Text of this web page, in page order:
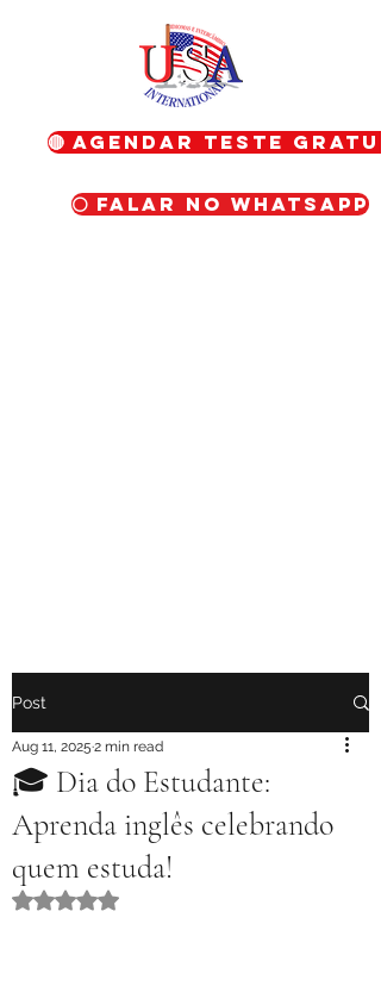
🔴 Agendar teste
⚪ Falar no WhatsApp
Post
🎓 Dia do Estudante:
Aprenda inglês celebrando
quem estuda!
Aug 11, 2025 2 min read
Rated NaN out of 5 stars.